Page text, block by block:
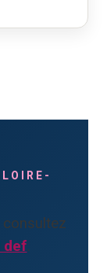
consultez
def.